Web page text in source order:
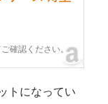
確認ください。
トになってい